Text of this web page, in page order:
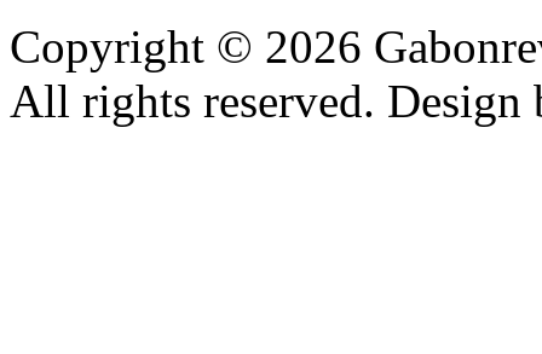
Copyright © 2026
All rights reserved.